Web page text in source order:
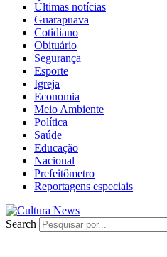
Últimas notícias
Guarapuava
Cotidiano
Obituário
Segurança
Esporte
Igreja
Economia
Meio Ambiente
Política
Saúde
Educação
Nacional
Prefeitômetro
Reportagens especiais
Search